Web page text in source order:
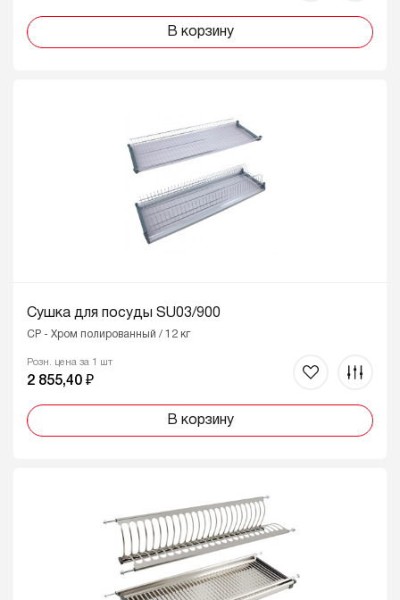
В корзину
Сушка для посуды SU03/900
CP - Хром полированный / 12 кг
Розн. цена за 1 шт
2 855,40 ₽
В корзину